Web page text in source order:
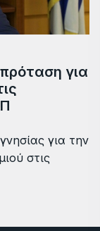
για
για την
στις